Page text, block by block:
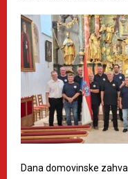
Dana domovinske